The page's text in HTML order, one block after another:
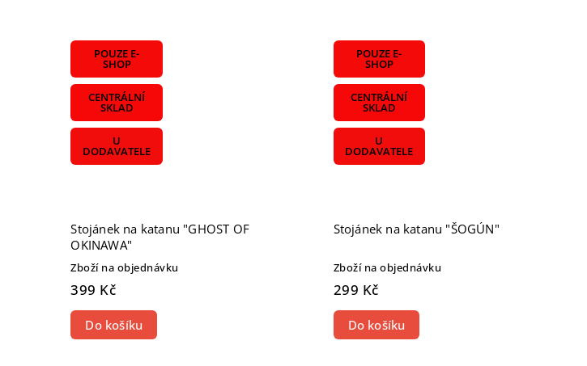
POUZE E-
SHOP
CENTRÁLNÍ
SKLAD
U
DODAVATELE
Stojánek na katanu "GHOST OF
OKINAWA"
Zboží na objednávku
399 Kč
Do košíku
POUZE E-
SHOP
CENTRÁLNÍ
SKLAD
U
DODAVATELE
Stojánek na katanu "ŠOGÚN"
Zboží na objednávku
299 Kč
Do košíku